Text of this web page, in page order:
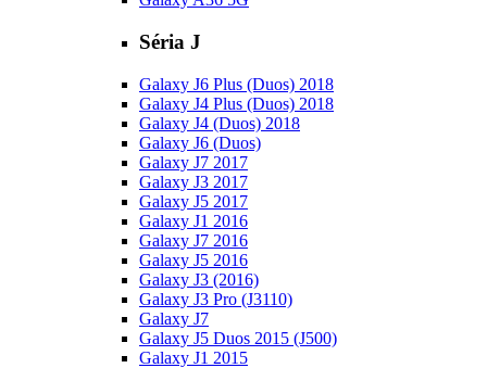
Séria J
Galaxy J6 Plus (Duos) 2018
Galaxy J4 Plus (Duos) 2018
Galaxy J4 (Duos) 2018
Galaxy J6 (Duos)
Galaxy J7 2017
Galaxy J3 2017
Galaxy J5 2017
Galaxy J1 2016
Galaxy J7 2016
Galaxy J5 2016
Galaxy J3 (2016)
Galaxy J3 Pro (J3110)
Galaxy J7
Galaxy J5 Duos 2015 (J500)
Galaxy J1 2015